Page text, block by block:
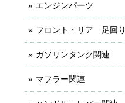
エンジンパーツ
フロント・リア 足回り
ガソリンタンク関連
マフラー関連